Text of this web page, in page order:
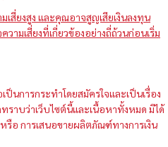
เสี่ยงสูง และคุณอาจสูญเสียเงินลงทุน
ามเสี่ยงที่เกี่ยวข้องอย่างถี่ถ้วนก่อนเริ่ม
นการกระทำโดยสมัครใจและเป็นเรื่อง
ราบว่าเว็บไซต์นี้และเนื้อหาทั้งหมด มิได้
อ การเสนอขายผลิตภัณฑ์ทางการเงิน